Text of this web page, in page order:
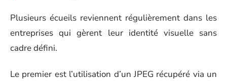
Plusieurs écueils reviennent régulièrement dans les
entreprises qui gèrent leur identité visuelle sans
cadre défini.
Le premier est l’utilisation d’un JPEG récupéré via un